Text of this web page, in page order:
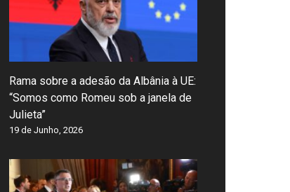
Rama sobre a adesão da Albânia à UE:
“Somos como Romeu sob a janela de
Julieta”
19 de Junho, 2026